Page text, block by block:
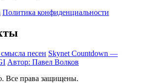
Политика конфиденциальности
песен Skynet Countdown —
Автор: Павел Волков
Все права защищены.